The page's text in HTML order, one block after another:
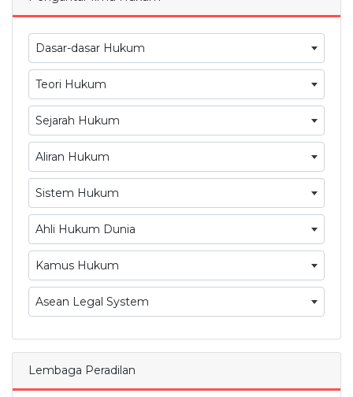
Dasar-dasar Hukum
Teori Hukum
Sejarah Hukum
Aliran Hukum
Sistem Hukum
Ahli Hukum Dunia
Kamus Hukum
Asean Legal System
Lembaga Peradilan